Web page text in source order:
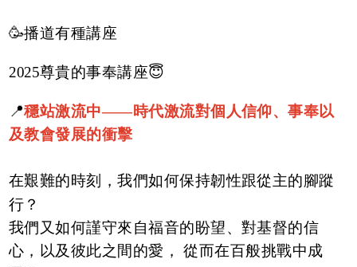
🥳播道有種講座
2025尊貴的事奉講座😇
📍穩站激流中——時代激流對個人信仰、事奉以
及教會發展的衝擊
在艱難的時刻，我們如何保持韌性跟從主的腳蹤
行？
我們又如何謹守來自福音的盼望、對基督的信
心，以及彼此之間的愛， 從而在百般挑戰中成